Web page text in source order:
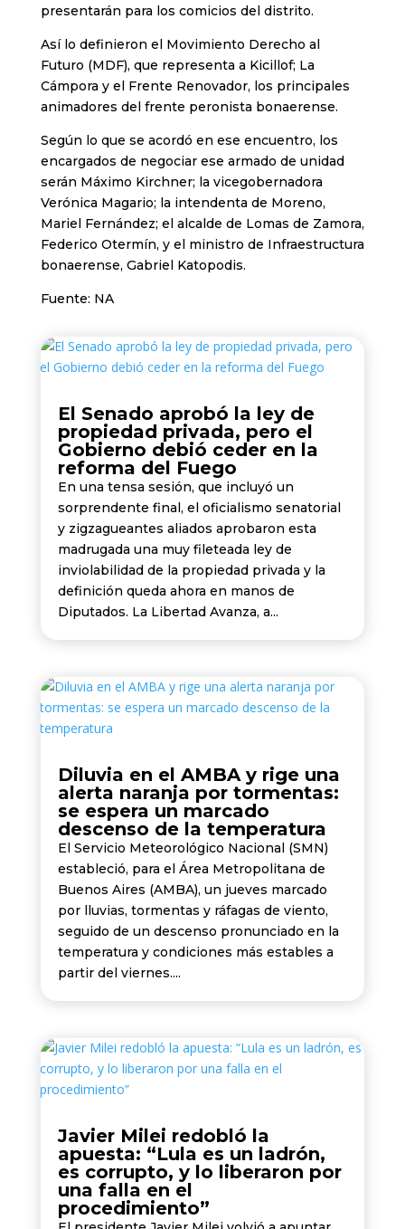
presentarán para los comicios del distrito.
Así lo definieron el Movimiento Derecho al
Futuro (MDF), que representa a Kicillof; La
Cámpora y el Frente Renovador, los principales
animadores del frente peronista bonaerense.
Según lo que se acordó en ese encuentro, los
encargados de negociar ese armado de unidad
serán Máximo Kirchner; la vicegobernadora
Verónica Magario; la intendenta de Moreno,
Mariel Fernández; el alcalde de Lomas de Zamora,
Federico Otermín, y el ministro de Infraestructura
bonaerense, Gabriel Katopodis.
Fuente: NA
El Senado aprobó la ley de
propiedad privada, pero el
Gobierno debió ceder en la
reforma del Fuego
En una tensa sesión, que incluyó un
sorprendente final, el oficialismo senatorial
y zigzagueantes aliados aprobaron esta
madrugada una muy fileteada ley de
inviolabilidad de la propiedad privada y la
definición queda ahora en manos de
Diputados. La Libertad Avanza, a...
Diluvia en el AMBA y rige una
alerta naranja por tormentas:
se espera un marcado
descenso de la temperatura
El Servicio Meteorológico Nacional (SMN)
estableció, para el Área Metropolitana de
Buenos Aires (AMBA), un jueves marcado
por lluvias, tormentas y ráfagas de viento,
seguido de un descenso pronunciado en la
temperatura y condiciones más estables a
partir del viernes....
Javier Milei redobló la
apuesta: “Lula es un ladrón,
es corrupto, y lo liberaron por
una falla en el
procedimiento”